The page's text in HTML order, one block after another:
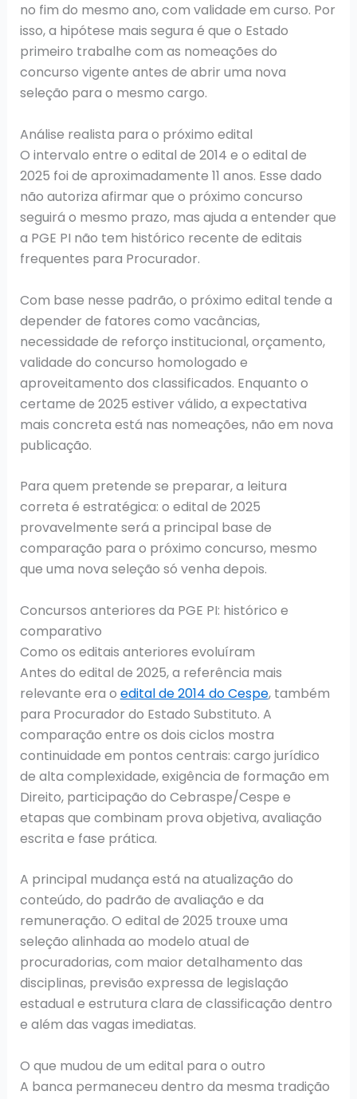
no fim do mesmo ano, com validade em curso. Por
isso, a hipótese mais segura é que o Estado
primeiro trabalhe com as nomeações do
concurso vigente antes de abrir uma nova
seleção para o mesmo cargo.
Análise realista para o próximo edital
O intervalo entre o edital de 2014 e o edital de
2025 foi de aproximadamente 11 anos. Esse dado
não autoriza afirmar que o próximo concurso
seguirá o mesmo prazo, mas ajuda a entender que
a PGE PI não tem histórico recente de editais
frequentes para Procurador.
Com base nesse padrão, o próximo edital tende a
depender de fatores como vacâncias,
necessidade de reforço institucional, orçamento,
validade do concurso homologado e
aproveitamento dos classificados. Enquanto o
certame de 2025 estiver válido, a expectativa
mais concreta está nas nomeações, não em nova
publicação.
Para quem pretende se preparar, a leitura
correta é estratégica: o edital de 2025
provavelmente será a principal base de
comparação para o próximo concurso, mesmo
que uma nova seleção só venha depois.
Concursos anteriores da PGE PI: histórico e
comparativo
Como os editais anteriores evoluíram
Antes do edital de 2025, a referência mais
relevante era o edital de 2014 do Cespe, também
para Procurador do Estado Substituto. A
comparação entre os dois ciclos mostra
continuidade em pontos centrais: cargo jurídico
de alta complexidade, exigência de formação em
Direito, participação do Cebraspe/Cespe e
etapas que combinam prova objetiva, avaliação
escrita e fase prática.
A principal mudança está na atualização do
conteúdo, do padrão de avaliação e da
remuneração. O edital de 2025 trouxe uma
seleção alinhada ao modelo atual de
procuradorias, com maior detalhamento das
disciplinas, previsão expressa de legislação
estadual e estrutura clara de classificação dentro
e além das vagas imediatas.
O que mudou de um edital para o outro
A banca permaneceu dentro da mesma tradição